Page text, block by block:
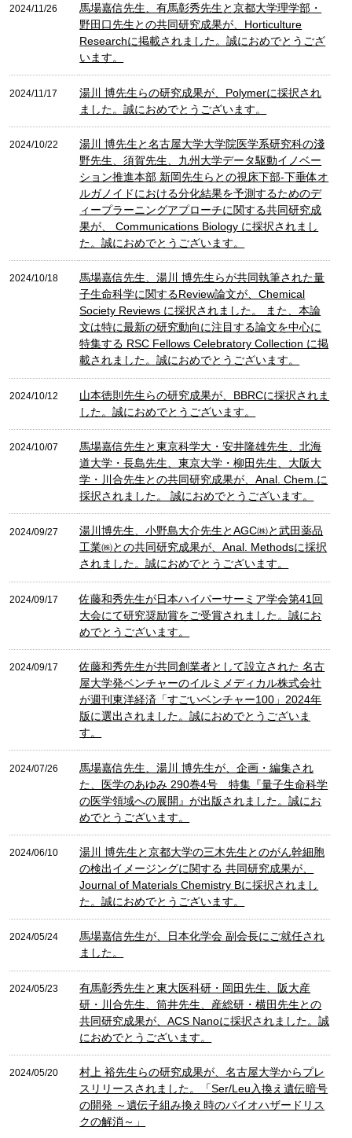
2024/11/26
馬場嘉信先生、有馬彰秀先生と京都大学理学部・
野田口先生との共同研究成果が、Horticulture
Researchに掲載されました。誠におめでとうござ
います。
2024/11/17
湯川 博先生らの研究成果が、Polymerに採択され
ました。誠におめでとうございます。
2024/10/22
湯川 博先生と名古屋大学大学院医学系研究科の淺
野先生、須賀先生、九州大学データ駆動イノベー
ション推進本部 新岡先生らとの視床下部-下垂体オ
ルガノイドにおける分化結果を予測するためのデ
ィープラーニングアプローチに関する共同研究成
果が、 Communications Biology に採択されまし
た。誠におめでとうございます。
2024/10/18
馬場嘉信先生、湯川 博先生らが共同執筆された量
子生命科学に関するReview論文が、Chemical
Society Reviews に採択されました。 また、本論
文は特に最新の研究動向に注目する論文を中心に
特集する RSC Fellows Celebratory Collection に掲
載されました。誠におめでとうございます。
2024/10/12
山本徳則先生らの研究成果が、BBRCに採択されま
した。誠におめでとうございます。
2024/10/07
馬場嘉信先生と東京科学大・安井隆雄先生、北海
道大学・長島先生、東京大学・柳田先生、大阪大
学・川合先生との共同研究成果が、Anal. Chem.に
採択されました。 誠におめでとうございます。
2024/09/27
湯川博先生、小野島大介先生とAGC㈱と武田薬品
工業㈱との共同研究成果が、Anal. Methodsに採択
されました。誠におめでとうございます。
2024/09/17
佐藤和秀先生が日本ハイパーサーミア学会第41回
大会にて研究奨励賞をご受賞されました。誠にお
めでとうございます。
2024/09/17
佐藤和秀先生が共同創業者として設立された 名古
屋大学発ベンチャーのイルミメディカル株式会社
が週刊東洋経済「すごいベンチャー100」2024年
版に選出されました。誠におめでとうございま
す。
2024/07/26
馬場嘉信先生、湯川 博先生が、企画・編集され
た、医学のあゆみ 290巻4号 特集『量子生命科学
の医学領域への展開』が出版されました。誠にお
めでとうございます。
2024/06/10
湯川 博先生と京都大学の三木先生とのがん幹細胞
の検出イメージングに関する 共同研究成果が、
Journal of Materials Chemistry Bに採択されまし
た。誠におめでとうございます。
2024/05/24
馬場嘉信先生が、日本化学会 副会長にご就任され
ました。
2024/05/23
有馬彰秀先生と東大医科研・岡田先生、阪大産
研・川合先生、筒井先生、産総研・横田先生との
共同研究成果が、ACS Nanoに採択されました。誠
におめでとうございます。
2024/05/20
村上 裕先生らの研究成果が、名古屋大学からプレ
スリリースされました。「Ser/Leu入換え遺伝暗号
の開発 ～遺伝子組み換え時のバイオハザードリス
クの解消～」